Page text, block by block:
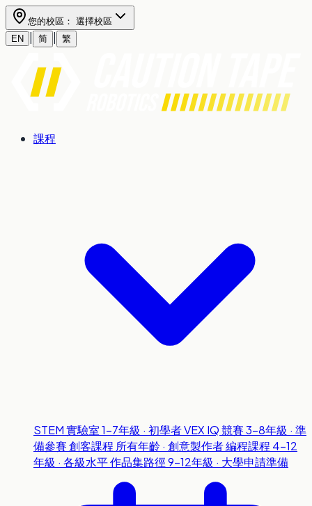
您的校區： 選擇校區
EN
简 繁
課程
STEM 實驗室1-7年級 · 初學者VEX IQ 競賽3-8年級 · 準
備參賽創客課程 所有年齡 · 創意製作者編程課程 4-12
年級 · 各級水平作品集路徑9-12年級 · 大學申請準備